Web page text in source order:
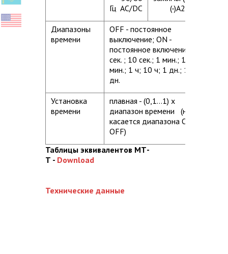
Гц AC/DC
(-)A2
Диапазоны
времени
OFF - постоянное
выключение; ON -
постоянное включение 1
сек. ; 10 сек.; 1 мин.; 10
мин.; 1 ч; 10 ч; 1 дн.; 10
дн.
Установка
времени
плавная - (0,1...1) x
диапазон времени (не
касается диапазона ON /
OFF)
Таблицы эквивалентов МТ-
Т - Download
Технические данные